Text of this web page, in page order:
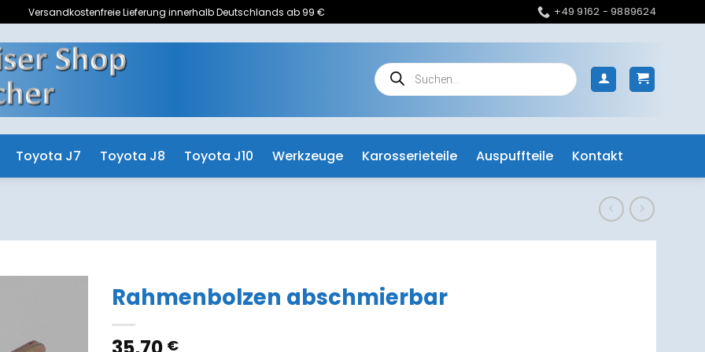
Versandkostenfreie Lieferung innerhalb Deutschlands ab 99 € +49 9162 - 9889624
Products
search
Toyota J7 Toyota J8 Toyota J10 Werkzeuge Karosserieteile Auspuffteile Kontakt
Merkzettel
Rahmenbolzen abschmierbar
€